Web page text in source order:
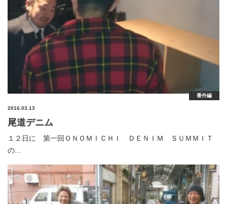
2016.03.13
番外編
尾道デニム
１２日に 第一回ＯＮＯＭＩＣＨＩ ＤＥＮＩＭ ＳＵＭＭＩＴ
の...